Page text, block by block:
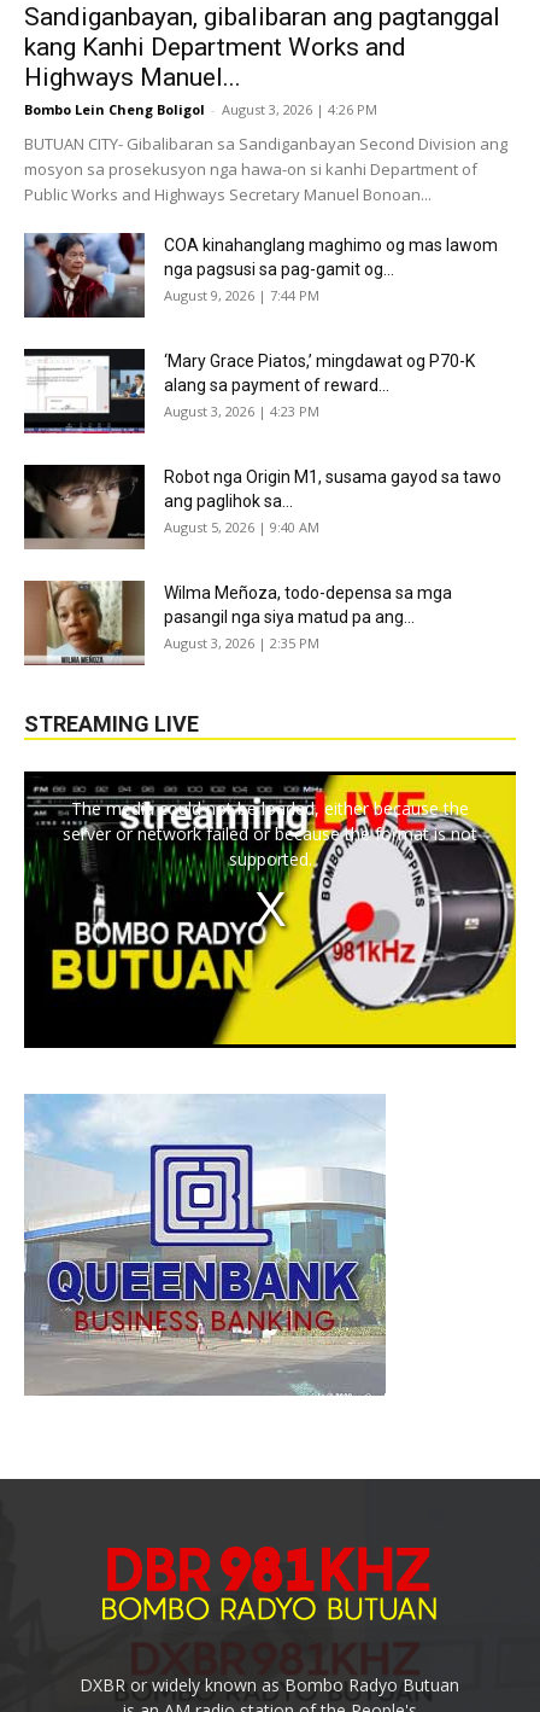
Sandiganbayan, gibalibaran ang pagtanggal
kang Kanhi Department Works and
Highways Manuel...
Bombo Lein Cheng Boligol - August 3, 2026 | 4:26 PM
BUTUAN CITY- Gibalibaran sa Sandiganbayan Second Division ang
mosyon sa prosekusyon nga hawa-on si kanhi Department of
Public Works and Highways Secretary Manuel Bonoan...
COA kinahanglang maghimo og mas lawom
nga pagsusi sa pag-gamit og...
August 9, 2026 | 7:44 PM
‘Mary Grace Piatos,’ mingdawat og P70-K
alang sa payment of reward...
August 3, 2026 | 4:23 PM
Robot nga Origin M1, susama gayod sa tawo
ang paglihok sa...
August 5, 2026 | 9:40 AM
Wilma Meñoza, todo-depensa sa mga
pasangil nga siya matud pa ang...
August 3, 2026 | 2:35 PM
STREAMING LIVE
The media could not be loaded, either because the
server or network failed or because the format is not
supported.
DXBR or widely known as Bombo Radyo Butuan